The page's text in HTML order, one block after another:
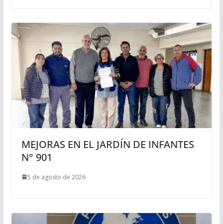
MEJORAS EN EL JARDÍN DE INFANTES
N° 901
5 de agosto de 2026